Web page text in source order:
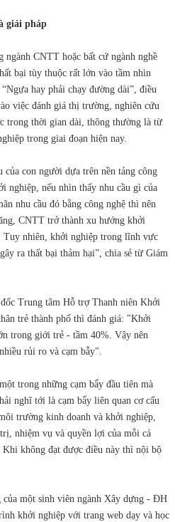
giải pháp
CNTT hoặc bất cứ ngành nghề
bại tùy thuộc rất lớn vào tầm nhìn
hay phải chạy đường dài”, điều
việc đánh giá thị trường, nghiên cứu
trong thời gian dài, thông thường là từ
trong giai đoạn hiện nay.
con người dựa trên nền tảng công
nghiệp, nếu nhìn thấy nhu cầu gì của
nhu cầu đó bằng công nghệ thì nên
CNTT trở thành xu hướng khởi
Tuy nhiên, khởi nghiệp trong lĩnh vực
ra thất bại thảm hại”, chia sẻ từ Giám
Trung tâm Hỗ trợ Thanh niên Khởi
trẻ thành phố thì đánh giá: "Khởi
trong giới trẻ - tầm 40%. Vậy nên
rủi ro và cạm bẫy".
trong những cạm bẩy đầu tiên mà
nghĩ tới là cạm bẩy liên quan cơ cấu
trường kinh doanh và khởi nghiệp,
nhiệm vụ và quyền lợi của mỗi cá
Khi không đạt được điều này thì nội bộ
của một sinh viên ngành Xây dựng - ĐH
khởi nghiệp với trang web dạy và học